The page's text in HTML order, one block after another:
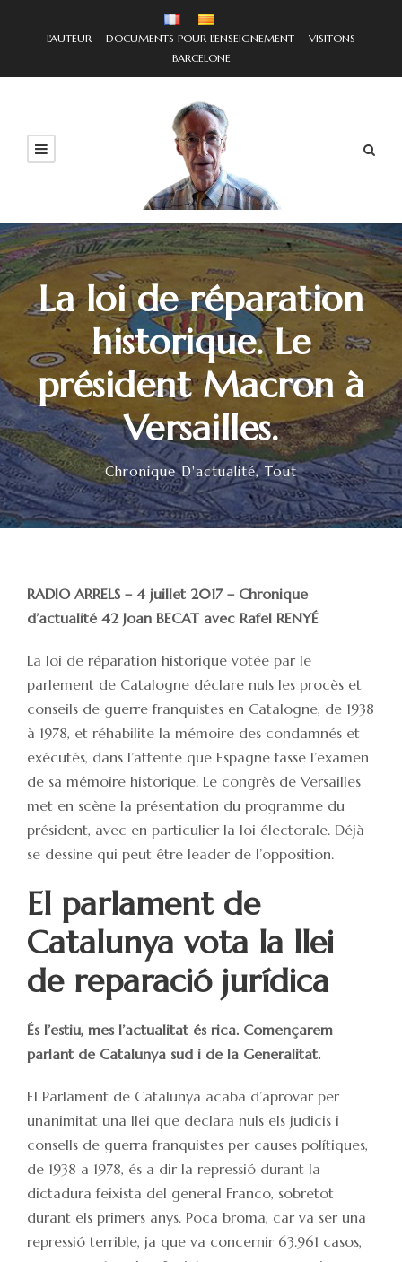
L'AUTEUR DOCUMENTS POUR L'ENSEIGNEMENT
VISITONS
BARCELONE
La loi de réparation
historique. Le
président Macron à
Versailles.
Chronique D'actualité, Tout
RADIO ARRELS – 4 juillet 2017 – Chronique
d’actualité 42 Joan BECAT avec Rafel RENYÉ
La loi de réparation historique votée par le
parlement de Catalogne déclare nuls les procès et
conseils de guerre franquistes en Catalogne, de 1938
à 1978, et réhabilite la mémoire des condamnés et
exécutés, dans l’attente que Espagne fasse l’examen
de sa mémoire historique. Le congrès de Versailles
met en scène la présentation du programme du
président, avec en particulier la loi électorale. Déjà
se dessine qui peut être leader de l’opposition.
El parlament de
Catalunya vota la llei
de reparació jurídica
És l’estiu, mes l’actualitat és rica. Començarem
parlant de Catalunya sud i de la Generalitat.
El Parlament de Catalunya acaba d’aprovar per
unanimitat una llei que declara nuls els judicis i
consells de guerra franquistes per causes polítiques,
de 1938 a 1978, és a dir la repressió durant la
dictadura feixista del general Franco, sobretot
durant els primers anys. Poca broma, car va ser una
repressió terrible, ja que va concernir 63.961 casos,